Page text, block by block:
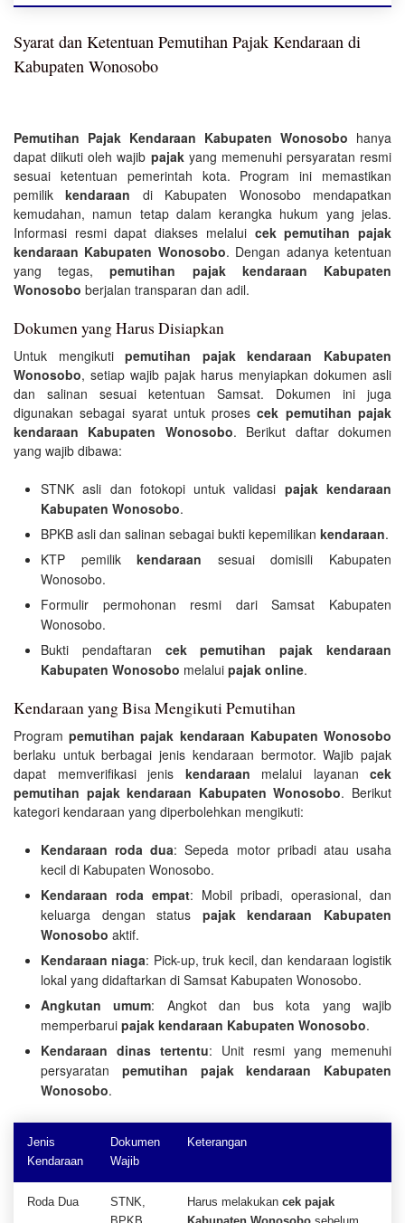
Syarat dan Ketentuan Pemutihan Pajak Kendaraan di
Kabupaten Wonosobo
Pemutihan Pajak Kendaraan Kabupaten Wonosobo hanya
dapat diikuti oleh wajib pajakyang memenuhi persyaratan resmi
sesuai ketentuan pemerintah kota. Program ini memastikan
pemilikkendaraan di Kabupaten Wonosobo mendapatkan
kemudahan, namun tetap dalam kerangka hukum yang jelas.
Informasi resmi dapat diakses melalui cek pemutihan pajak
kendaraan Kabupaten Wonosobo. Dengan adanya ketentuan
yang tegas,pemutihan pajak kendaraan Kabupaten
Wonosobo berjalan transparan dan adil.
Dokumen yang Harus Disiapkan
Untuk mengikutipemutihan pajak kendaraan Kabupaten
Wonosobo, setiap wajib pajak harus menyiapkan dokumen asli
dan salinan sesuai ketentuan Samsat. Dokumen ini juga
digunakan sebagai syarat untuk prosescek pemutihan pajak
kendaraan Kabupaten Wonosobo. Berikut daftar dokumen
yang wajib dibawa:
STNK asli dan fotokopi untuk validasi pajak kendaraan
Kabupaten Wonosobo.
BPKB asli dan salinan sebagai bukti kepemilikan kendaraan.
KTP pemilikkendaraan sesuai domisili Kabupaten
Wonosobo.
Formulir permohonan resmi dari Samsat Kabupaten
Wonosobo.
Bukti pendaftaran cek pemutihan pajak kendaraan
Kabupaten Wonosobo melalui pajak online.
Kendaraan yang Bisa Mengikuti Pemutihan
Programpemutihan pajak kendaraan Kabupaten Wonosobo
berlaku untuk berbagai jenis kendaraan bermotor. Wajib pajak
dapat memverifikasi jenis kendaraan melalui layanan cek
pemutihan pajak kendaraan Kabupaten Wonosobo. Berikut
kategori kendaraan yang diperbolehkan mengikuti:
Kendaraan roda dua: Sepeda motor pribadi atau usaha
kecil di Kabupaten Wonosobo.
Kendaraan roda empat: Mobil pribadi, operasional, dan
keluarga dengan status pajak kendaraan Kabupaten
Wonosobo aktif.
Kendaraan niaga: Pick-up, truk kecil, dan kendaraan logistik
lokal yang didaftarkan di Samsat Kabupaten Wonosobo.
Angkutan umum: Angkot dan bus kota yang wajib
memperbarui pajak kendaraan Kabupaten Wonosobo.
Kendaraan dinas tertentu: Unit resmi yang memenuhi
persyaratan pemutihan pajak kendaraan Kabupaten
Wonosobo.
Jenis
Kendaraan
Dokumen
Wajib
Keterangan
Roda Dua
STNK,
Harus melakukan cek pajak